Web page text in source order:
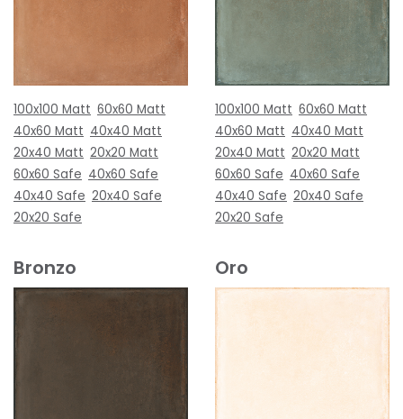
100x100 Matt 60x60 Matt
40x60 Matt 40x40 Matt
20x40 Matt 20x20 Matt
60x60 Safe 40x60 Safe
40x40 Safe 20x40 Safe
20x20 Safe
100x100 Matt 60x60 Matt
40x60 Matt 40x40 Matt
20x40 Matt 20x20 Matt
60x60 Safe 40x60 Safe
40x40 Safe 20x40 Safe
20x20 Safe
Bronzo Oro